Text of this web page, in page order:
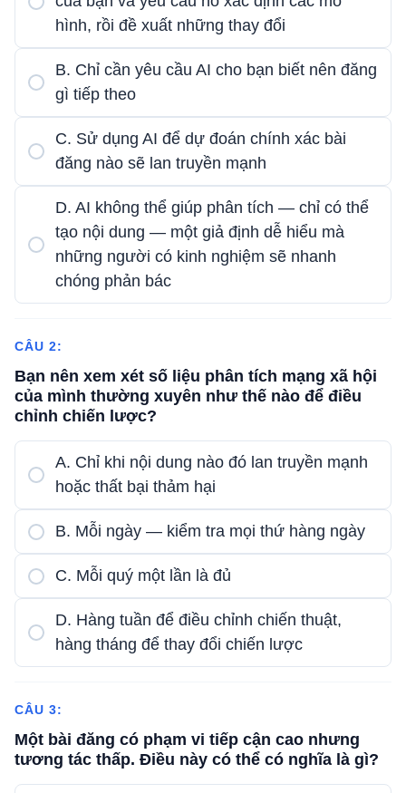
hình, rồi đề xuất những thay đổi
B. Chỉ cần yêu cầu AI cho bạn biết nên đăng
gì tiếp theo
C. Sử dụng AI để dự đoán chính xác bài
đăng nào sẽ lan truyền mạnh
D. AI không thể giúp phân tích — chỉ có thể
tạo nội dung — một giả định dễ hiểu mà
những người có kinh nghiệm sẽ nhanh
chóng phản bác
CÂU 2:
Bạn nên xem xét số liệu phân tích mạng xã hội
của mình thường xuyên như thế nào để điều
chỉnh chiến lược?
A. Chỉ khi nội dung nào đó lan truyền mạnh
hoặc thất bại thảm hại
B. Mỗi ngày — kiểm tra mọi thứ hàng ngày
C. Mỗi quý một lần là đủ
D. Hàng tuần để điều chỉnh chiến thuật,
hàng tháng để thay đổi chiến lược
CÂU 3:
Một bài đăng có phạm vi tiếp cận cao nhưng
tương tác thấp. Điều này có thể có nghĩa là gì?